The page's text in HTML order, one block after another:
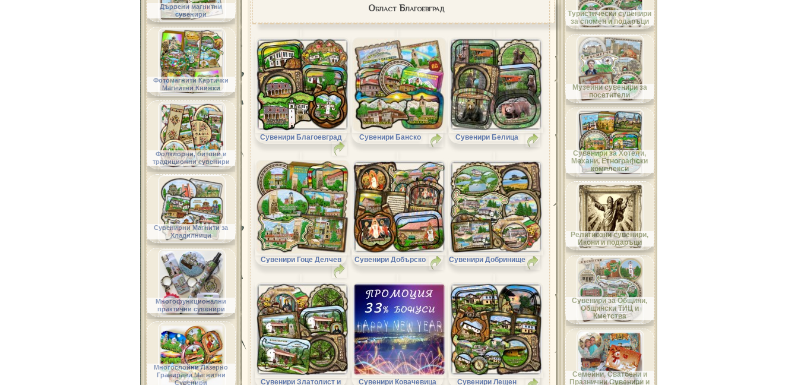
Област Благоевград
Сувенири Благоевград Сувенири Банско Сувенири Белица
Сувенири Гоце Делчев Сувенири Добърско Сувенири Добринище
Сувенири Златолист и
Сувенири Ковачевица Сувенири Лещен
Дървени магнитни
сувенири
Фотомагнити Картички
Магнитни Книжки
Фолклорни, битови и
традиционни сувенири
Сувенирни Магнити за
Хладилници
Многофункционални
практични сувенири
Многослойни Лазерно
Гравирани Магнитни
Сувенири
Област Велико Търново
Област Видин
Област Враца
Област Габрово
Област Добрич
Област Кърджали
Туристически сувенири
за спомен и подаръци
Музейни сувенири за
посетители
Сувенири за Хотели,
Механи, Етнографски
комплекси
Религиозни сувенири,
Икони и подаръци
Сувенири за Общини,
Общински ТИЦ и
Кметства
Семейни, Сватбени и
Празнични Сувенири и